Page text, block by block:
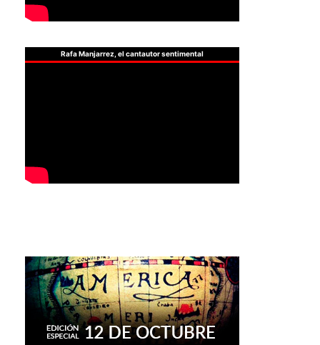
Rafa Manjarrez, el cantautor sentimental